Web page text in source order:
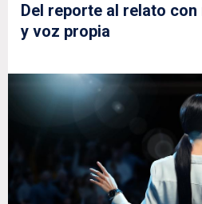
Del reporte al relato
y voz propia